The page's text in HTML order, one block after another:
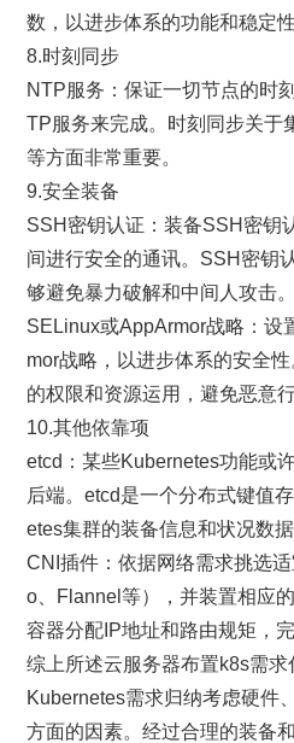
数，以进步体系的功能和稳定性
8.时刻同步
NTP服务：保证一切节点的时
TP服务来完成。时刻同步关于
等方面非常重要。
9.安全装备
SSH密钥认证：装备SSH密钥
间进行安全的通讯。SSH密钥
够避免暴力破解和中间人攻击。
SELinux或AppArmor战略：设
mor战略，以进步体系的安全
的权限和资源运用，避免恶意行
10.其他依靠项
etcd：某些Kubernetes功能或
后端。etcd是一个分布式键值
etes集群的装备信息和状况数据
CNI插件：依据网络需求挑选
o、Flannel等），并装置相应
容器分配IP地址和路由规矩，
综上所述云服务器布置k8s需
Kubernetes需求归纳考虑硬件
方面的因素。经过合理的装备